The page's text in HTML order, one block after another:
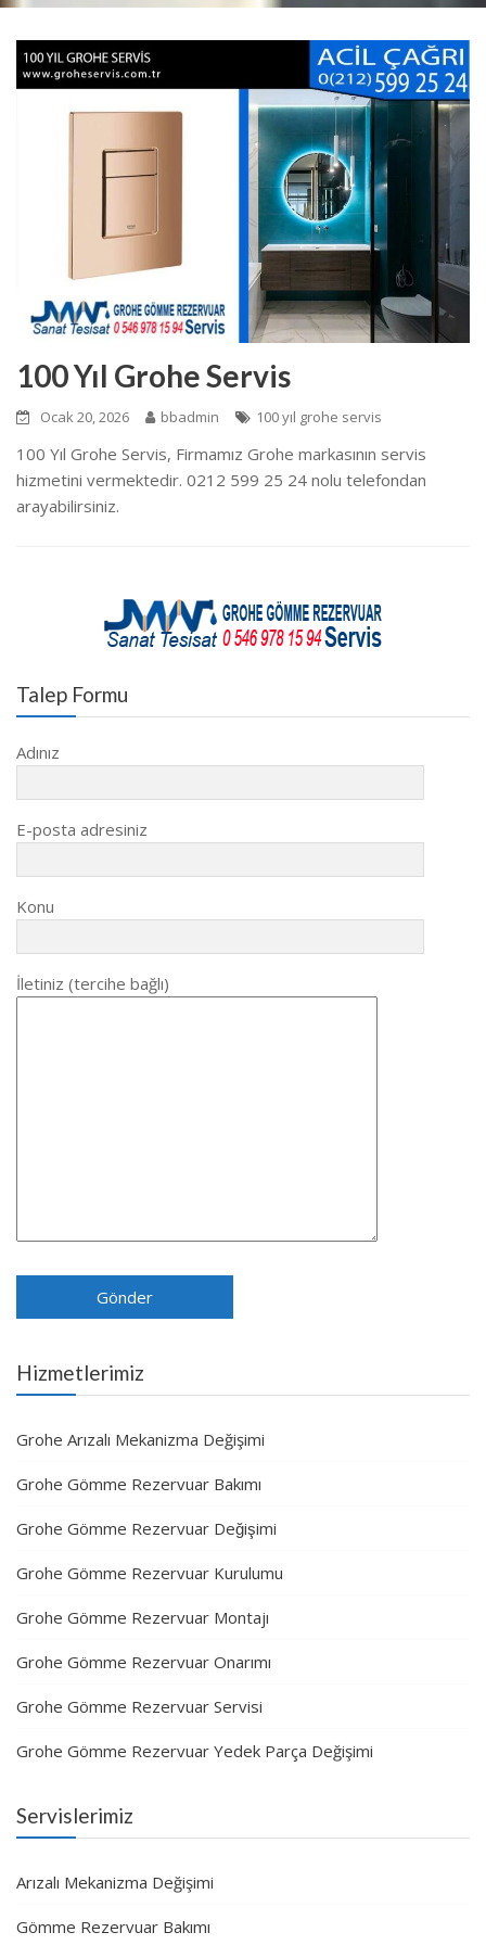
100 Yıl Grohe Servis
Ocak 20, 2026 bbadmin 100 yıl grohe servis
100 Yıl Grohe Servis, Firmamız Grohe markasının servis
hizmetini vermektedir. 0212 599 25 24 nolu telefondan
arayabilirsiniz.
Talep Formu
Adınız
E-posta adresiniz
Konu
İletiniz (tercihe bağlı)
Hizmetlerimiz
Grohe Arızalı Mekanizma Değişimi
Grohe Gömme Rezervuar Bakımı
Grohe Gömme Rezervuar Değişimi
Grohe Gömme Rezervuar Kurulumu
Grohe Gömme Rezervuar Montajı
Grohe Gömme Rezervuar Onarımı
Grohe Gömme Rezervuar Servisi
Grohe Gömme Rezervuar Yedek Parça Değişimi
Servislerimiz
Arızalı Mekanizma Değişimi
Gömme Rezervuar Bakımı